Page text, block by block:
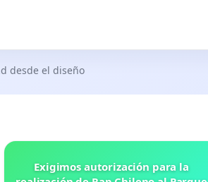
desde el diseño
Exigimos autorización para la